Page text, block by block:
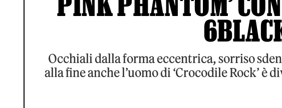
Occhiali dalla forma eccentrica, sorriso
alla fine anche l’uomo di ‘Crocodile Rock’ è